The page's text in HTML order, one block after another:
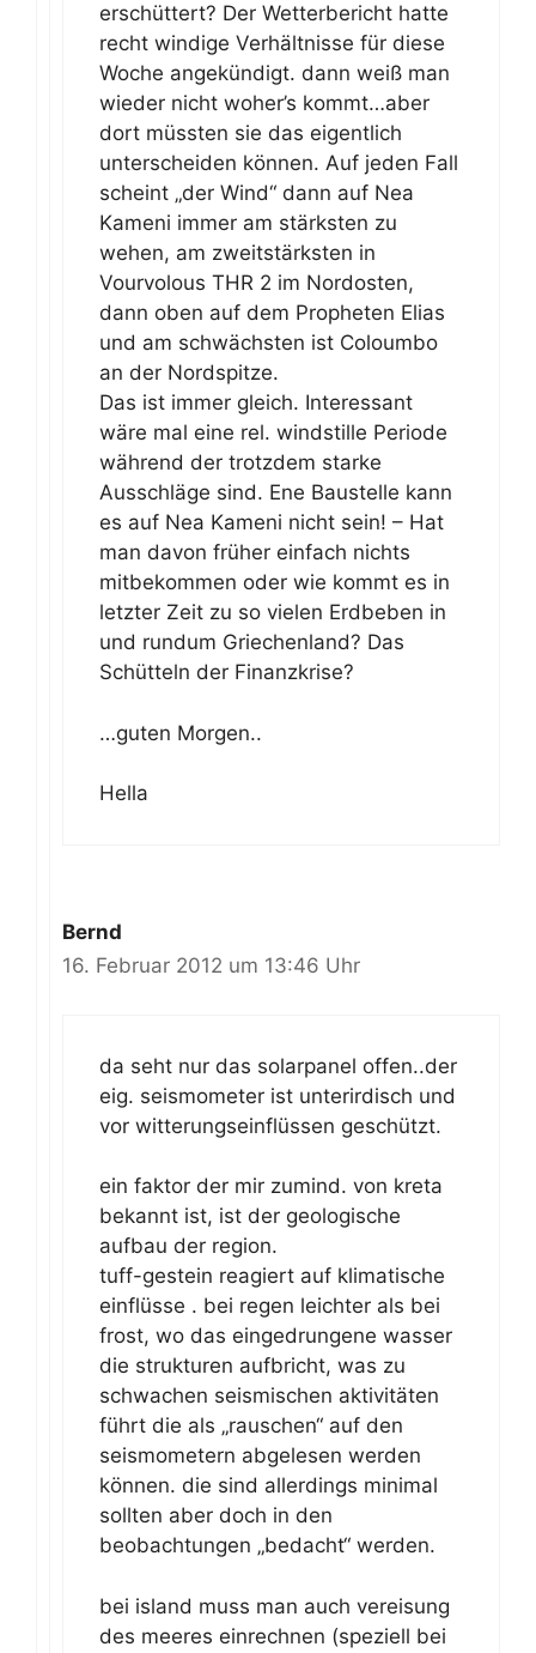
erschüttert? Der Wetterbericht hatte
recht windige Verhältnisse für diese
Woche angekündigt. dann weiß man
wieder nicht woher’s kommt…aber
dort müssten sie das eigentlich
unterscheiden können. Auf jeden Fall
scheint „der Wind“ dann auf Nea
Kameni immer am stärksten zu
wehen, am zweitstärksten in
Vourvolous THR 2 im Nordosten,
dann oben auf dem Propheten Elias
und am schwächsten ist Coloumbo
an der Nordspitze.
Das ist immer gleich. Interessant
wäre mal eine rel. windstille Periode
während der trotzdem starke
Ausschläge sind. Ene Baustelle kann
es auf Nea Kameni nicht sein! – Hat
man davon früher einfach nichts
mitbekommen oder wie kommt es in
letzter Zeit zu so vielen Erdbeben in
und rundum Griechenland? Das
Schütteln der Finanzkrise?
…guten Morgen..
Hella
Bernd
16. Februar 2012 um 13:46 Uhr
da seht nur das solarpanel offen..der
eig. seismometer ist unterirdisch und
vor witterungseinflüssen geschützt.
ein faktor der mir zumind. von kreta
bekannt ist, ist der geologische
aufbau der region.
tuff-gestein reagiert auf klimatische
einflüsse . bei regen leichter als bei
frost, wo das eingedrungene wasser
die strukturen aufbricht, was zu
schwachen seismischen aktivitäten
führt die als „rauschen“ auf den
seismometern abgelesen werden
können. die sind allerdings minimal
sollten aber doch in den
beobachtungen „bedacht“ werden.
bei island muss man auch vereisung
des meeres einrechnen (speziell bei